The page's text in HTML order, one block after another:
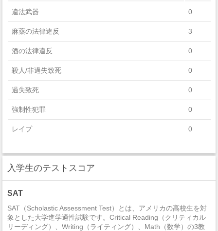
違法武器 0
麻薬の法律違反 3
酒の法律違反 0
殺人/非過失致死 0
過失致死 0
強制性犯罪 0
レイプ 0
非強制性犯罪
法定強姦 0
強盗 0
入学生のテストスコア
SAT
SAT（Scholastic Assessment Test）とは、アメリカの高校生を対
象とした大学進学適性試験です。Critical Reading（クリティカル
リーディング）、Writing（ライティング）、Math（数学）の3教